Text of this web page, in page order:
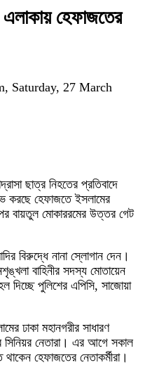
এলাকায় হেফাজতের
Saturday, 27 March
ছাত্র নিহতের প্রতিবাদে
করছে হেফাজতে ইসলামের
বায়তুল মোকাররমের উত্তর গেট
বিরুদ্ধে নানা স্লোগান দেন।
বাহিনীর সদস্য মোতায়েন
দিচ্ছে পুলিশের এপিসি, সাজোয়া
ঢাকা মহানগরীর সাধারণ
সিনিয়র নেতারা। এর আগে সকাল
হেফাজতের নেতাকর্মীরা।